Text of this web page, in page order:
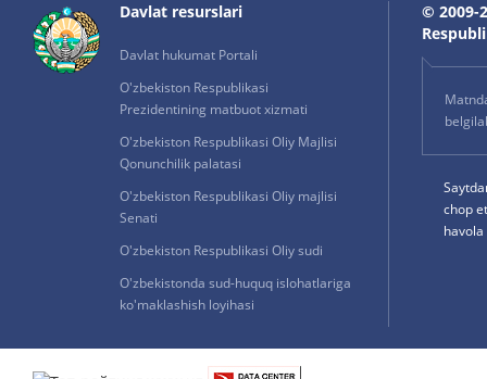
Davlat resurslari
Davlat hukumat Portali
O'zbekiston Respublikasi
Prezidentining matbuot xizmati
O'zbekiston Respublikasi Oliy Majlisi
Qonunchilik palatasi
O'zbekiston Respublikasi Oliy majlisi
Senati
O'zbekiston Respublikasi Oliy sudi
O'zbekistonda sud-huquq islohatlariga
ko'maklashish loyihasi
© 2009-
chop